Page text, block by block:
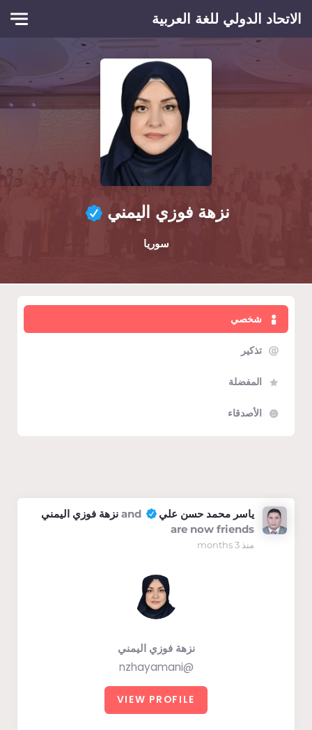
الاتحاد الدولي للغة العربية
نزهة فوزي اليمني
سوريا
شخصي
تذكير
المفضلة
الأصدقاء
ياسر محمد حسن علي and
نزهة فوزي اليمني
are now friends
منذ 3 months
نزهة فوزي اليمني
@nzhayamani
VIEW PROFILE